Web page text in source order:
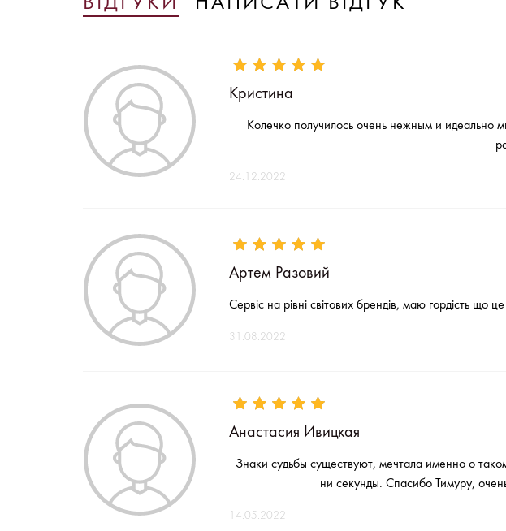
Кристина
Колечко получилось очень нежным и
24.12.2022
Артем Разовий
Сервіс на рівні світових брендів, маю гордість що
31.08.2022
Анастасия Ивицкая
Знаки судьбы существуют, мечтала именно о
ни секунды. Спасибо Тимуру,
14.05.2022